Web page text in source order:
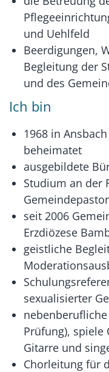
und Uehlfeld
Beerdigungen,
Begleitung der
und des
Ich bin
1968 in
beheimatet
ausgebildete
Studium an der
seit 2006
Erzdiözese
geistliche
sexualisierter
Prüfung), spiele
Gitarre und
Chorleitung für